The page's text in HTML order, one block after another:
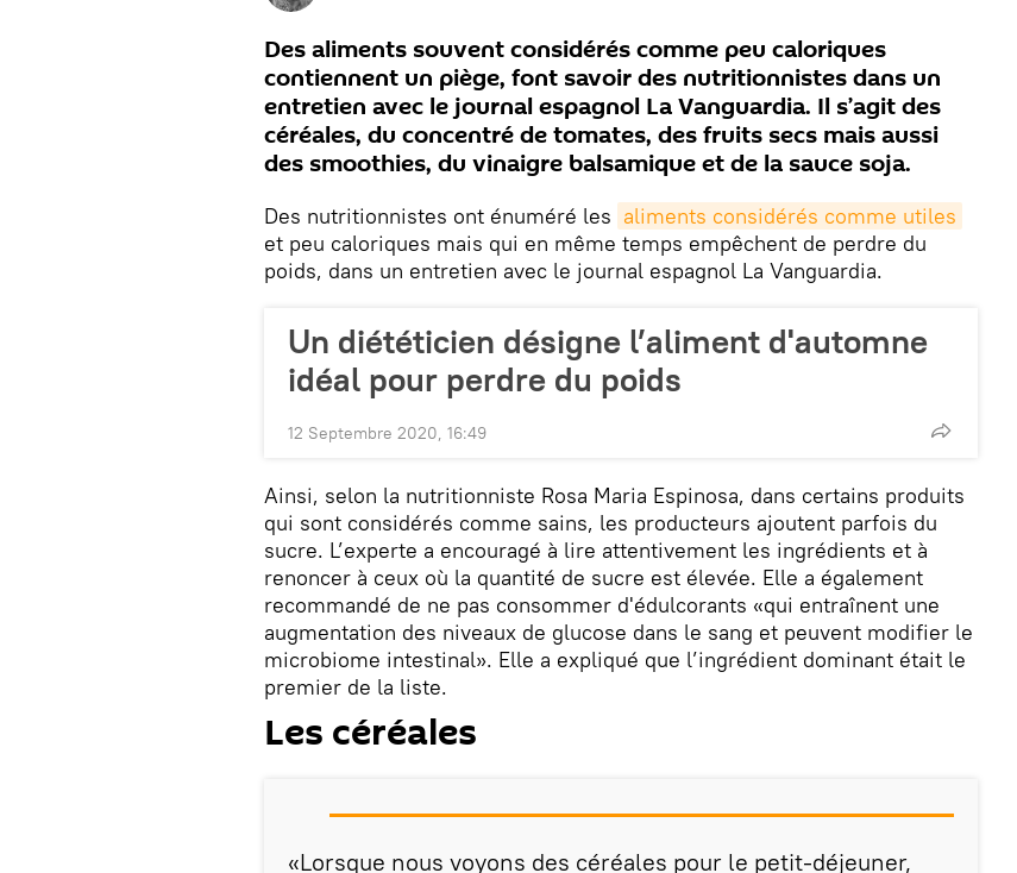
Des aliments souvent considérés comme peu caloriques
contiennent un piège, font savoir des nutritionnistes dans un
entretien avec le journal espagnol La Vanguardia. Il s’agit des
céréales, du concentré de tomates, des fruits secs mais aussi
des smoothies, du vinaigre balsamique et de la sauce soja.
Des nutritionnistes ont énuméré les aliments considérés comme utiles
et peu caloriques mais qui en même temps empêchent de perdre du
poids, dans un entretien avec le journal espagnol La Vanguardia.
Un diététicien désigne l’aliment d'automne
idéal pour perdre du poids
12 Septembre 2020, 16:49
Ainsi, selon la nutritionniste Rosa Maria Espinosa, dans certains produits
qui sont considérés comme sains, les producteurs ajoutent parfois du
sucre. L’experte a encouragé à lire attentivement les ingrédients et à
renoncer à ceux où la quantité de sucre est élevée. Elle a également
recommandé de ne pas consommer d'édulcorants «qui entraînent une
augmentation des niveaux de glucose dans le sang et peuvent modifier le
microbiome intestinal». Elle a expliqué que l’ingrédient dominant était le
premier de la liste.
Les céréales
«Lorsque nous voyons des céréales pour le petit-déjeuner,